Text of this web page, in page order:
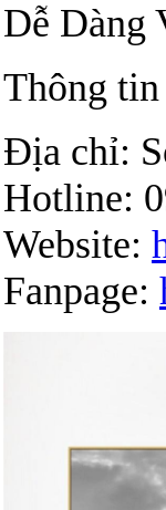
Dễ Dàng
Thông
Địa chỉ:
Hotline:
Website:
Fanpage: